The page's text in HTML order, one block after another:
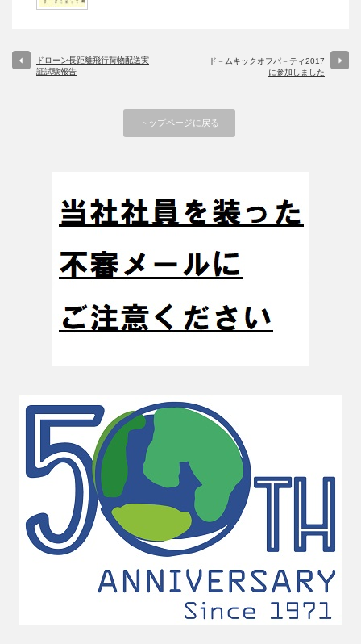
ドローン長距離飛行荷物配送実
証試験報告
ド－ムキックオフパ－ティ2017
に参加しました
トップページに戻る